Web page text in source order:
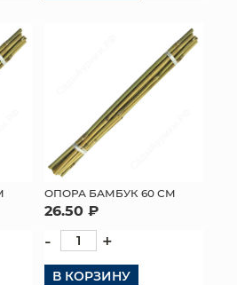
СУНДУКИ
ЦВЕТЫ
КАРТЫ
ЦЕНТР
КЛИЕНТАМ
И ОПЛАТА
ОПОРА БАМБУК 60 СМ
26.50 ₽
- +
В КОРЗИНУ